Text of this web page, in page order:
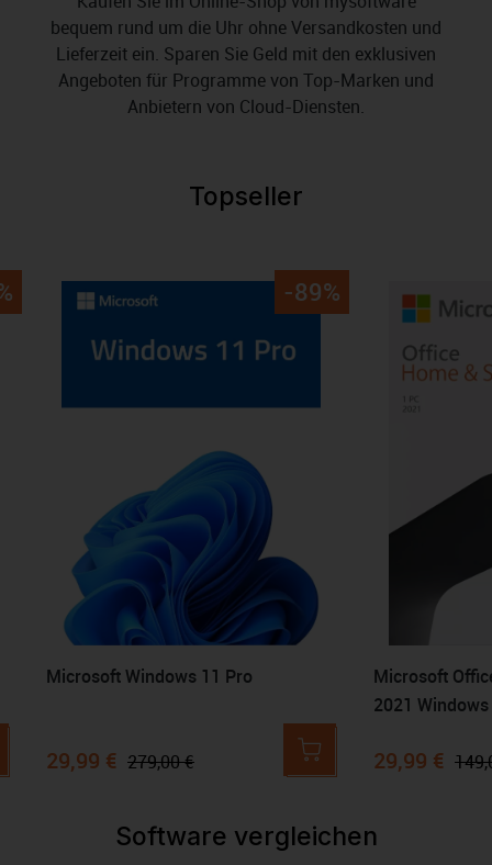
bequem rund um die Uhr ohne Versandkosten und
Lieferzeit ein. Sparen Sie Geld mit den exklusiven
Angeboten für Programme von Top-Marken und
Anbietern von Cloud-Diensten.
Topseller
Produktgalerie überspringen -89%
Microsoft Windows 11 Pro
29,99 € 279,00 €
Microsoft
2021 Windows
29,99 €
Software vergleichen